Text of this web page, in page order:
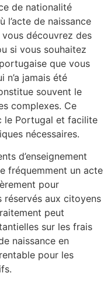
de nationalité
l’acte de naissance
découvrez des
si vous souhaitez
que vous
n’a jamais été
souvent le
complexes. Ce
le Portugal et facilite
nécessaires.
d’enseignement
fréquemment un acte
pour
aux citoyens
peut
sur les frais
naissance en
pour les